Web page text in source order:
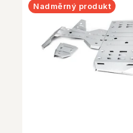
Nadměrný produkt